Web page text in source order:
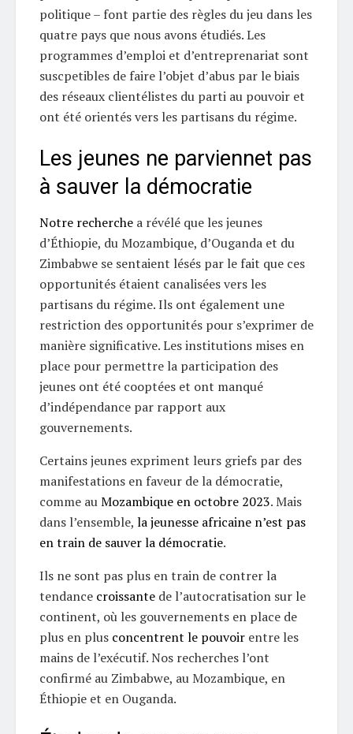
politique – font partie des règles du jeu dans les
quatre pays que nous avons étudiés. Les
programmes d’emploi et d’entreprenariat sont
suscpetibles de faire l’objet d’abus par le biais
des réseaux clientélistes du parti au pouvoir et
ont été orientés vers les partisans du régime.
Les jeunes ne parviennet pas
à sauver la démocratie
Notre recherche a révélé que les jeunes
d’Éthiopie, du Mozambique, d’Ouganda et du
Zimbabwe se sentaient lésés par le fait que ces
opportunités étaient canalisées vers les
partisans du régime. Ils ont également une
restriction des opportunités pour s’exprimer de
manière significative. Les institutions mises en
place pour permettre la participation des
jeunes ont été cooptées et ont manqué
d’indépendance par rapport aux
gouvernements.
Certains jeunes expriment leurs griefs par des
manifestations en faveur de la démocratie,
comme auMozambique en octobre 2023. Mais
dans l’ensemble, la jeunesse africaine n’est pas
en train de sauver la démocratie.
Ils ne sont pas plus en train de contrer la
tendance croissante de l’autocratisation sur le
continent, où les gouvernements en place de
plus en plus concentrent le pouvoir entre les
mains de l’exécutif. Nos recherches l’ont
confirmé au Zimbabwe, au Mozambique, en
Éthiopie et en Ouganda.